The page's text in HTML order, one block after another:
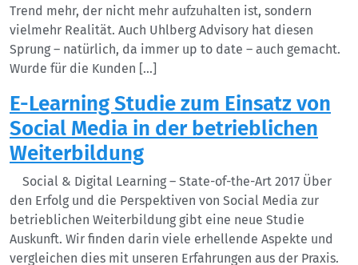
Trend mehr, der nicht mehr aufzuhalten ist, sondern
vielmehr Realität. Auch Uhlberg Advisory hat diesen
Sprung – natürlich, da immer up to date – auch gemacht.
Wurde für die Kunden […]
E-Learning Studie zum Einsatz von
Social Media in der betrieblichen
Weiterbildung
Social & Digital Learning – State-of-the-Art 2017 Über
den Erfolg und die Perspektiven von Social Media zur
betrieblichen Weiterbildung gibt eine neue Studie
Auskunft. Wir finden darin viele erhellende Aspekte und
vergleichen dies mit unseren Erfahrungen aus der Praxis.